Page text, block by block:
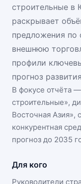
строительные в
раскрывает
предложения по
внешнюю
профили
прогноз
В фокусе отчёта
строительные»,
Восточная Азия»,
конкурентная
прогноз до 2035
Для кого
Руководители